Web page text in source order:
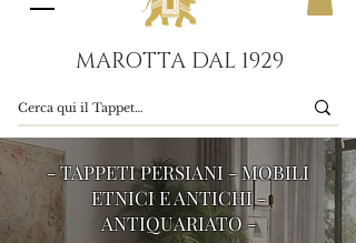
MAROTTA DAL 1929
- TAPPETI PERSIANI - MOBILI
ETNICI E ANTICHI -
ANTIQUARIATO -